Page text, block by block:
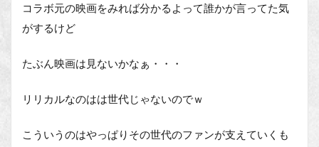
コラボ元の映画をみれば分かるよって誰かが言ってた気
がするけど
たぶん映画は見ないかなぁ・・・
リリカルなのはは世代じゃないのでｗ
こういうのはやっぱりその世代のファンが支えていくも